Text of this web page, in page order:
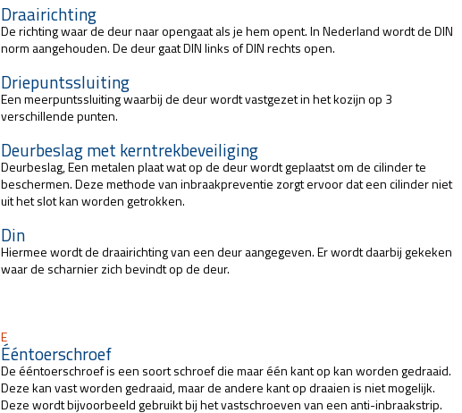
Draairichting
De richting waar de deur naar opengaat als je hem opent. In Nederland wordt de DIN
norm aangehouden. De deur gaat DIN links of DIN rechts open.
Driepuntssluiting
Een meerpuntssluiting waarbij de deur wordt vastgezet in het kozijn op 3
verschillende punten.
Deurbeslag met kerntrekbeveiliging
Deurbeslag, Een metalen plaat wat op de deur wordt geplaatst om de cilinder te
beschermen. Deze methode van inbraakpreventie zorgt ervoor dat een cilinder niet
uit het slot kan worden getrokken.
Din
Hiermee wordt de draairichting van een deur aangegeven. Er wordt daarbij gekeken
waar de scharnier zich bevindt op de deur.
E
Ééntoerschroef
De ééntoerschroef is een soort schroef die maar één kant op kan worden gedraaid.
Deze kan vast worden gedraaid, maar de andere kant op draaien is niet mogelijk.
Deze wordt bijvoorbeeld gebruikt bij het vastschroeven van een anti-inbraakstrip.